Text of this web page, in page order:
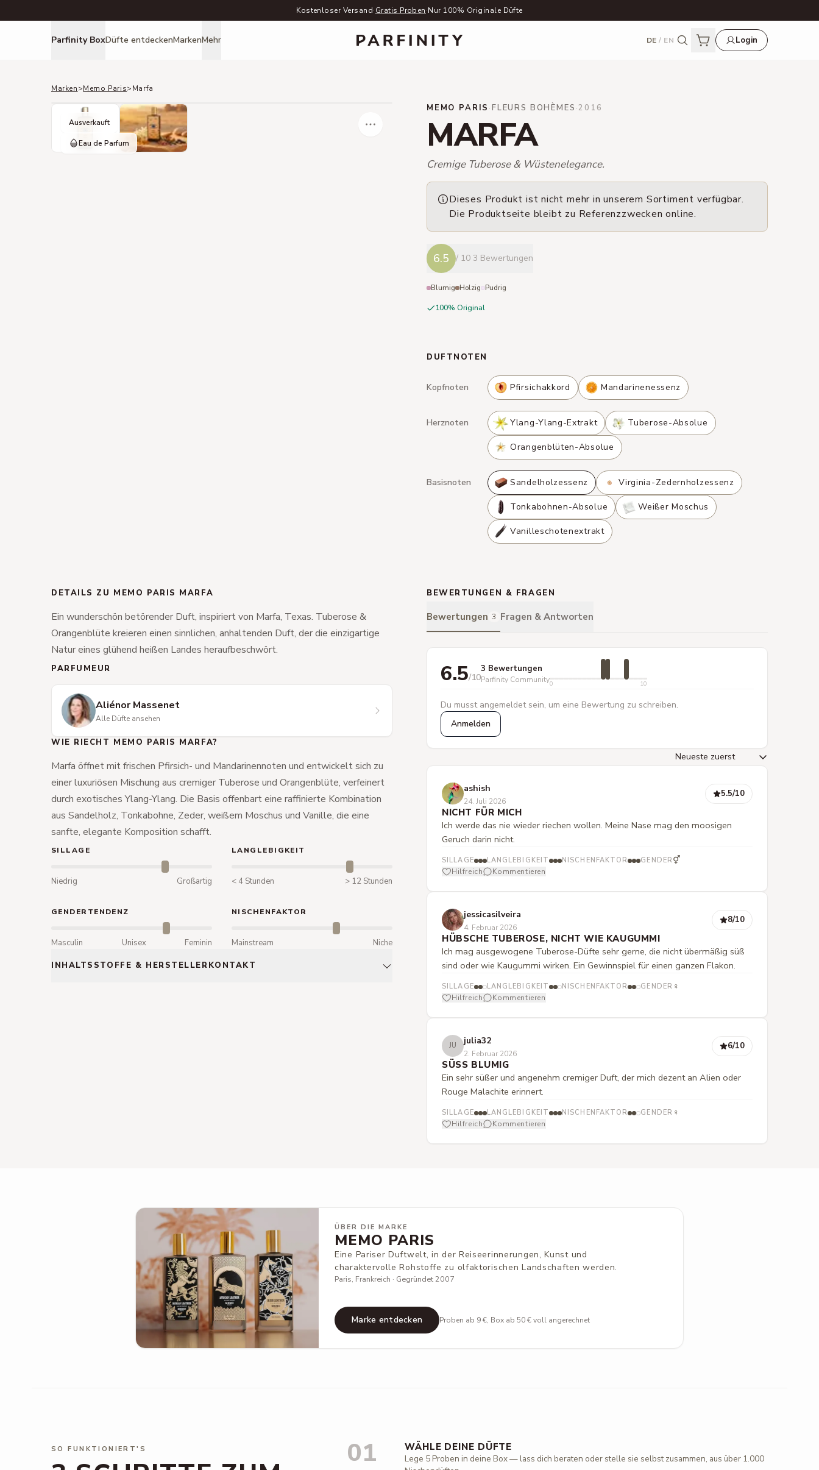
Kostenloser Versand·Gratis Proben·Nur 100% Originale Düfte
Parfinity BoxDüfte entdeckenMarkenMehr DE / EN Login
Marken>Memo Paris>Marfa
Ausverkauft
Eau de Parfum
MEMO PARIS ·FLEURS BOHÈMES ·2016
MARFA
Cremige Tuberose & Wüstenelegance.
Dieses Produkt ist nicht mehr in unserem Sortiment verfügbar.
Die Produktseite bleibt zu Referenzzwecken online.
6.5 / 10 3 Bewertungen
Blumig Holzig Pudrig
100% Original
DUFTNOTEN
Kopfnoten Pfirsichakkord Mandarinenessenz
Herznoten Ylang-Ylang-Extrakt Tuberose-Absolue
Orangenblüten-Absolue
Basisnoten Sandelholzessenz Virginia-Zedernholzessenz
Tonkabohnen-Absolue Weißer Moschus
Vanilleschotenextrakt
DETAILS ZU MEMO PARIS MARFA
Ein wunderschön betörender Duft, inspiriert von Marfa, Texas. Tuberose &
Orangenblüte kreieren einen sinnlichen, anhaltenden Duft, der die einzigartige
Natur eines glühend heißen Landes heraufbeschwört.
PARFUMEUR
Aliénor Massenet
Alle Düfte ansehen
WIE RIECHT MEMO PARIS MARFA?
Marfa öffnet mit frischen Pfirsich- und Mandarinennoten und entwickelt sich zu
einer luxuriösen Mischung aus cremiger Tuberose und Orangenblüte, verfeinert
durch exotisches Ylang-Ylang. Die Basis offenbart eine raffinierte Kombination
aus Sandelholz, Tonkabohne, Zeder, weißem Moschus und Vanille, die eine
sanfte, elegante Komposition schafft.
SILLAGE
Niedrig Großartig
LANGLEBIGKEIT
< 4 Stunden > 12 Stunden
GENDERTENDENZ
Masculin Unisex Feminin
NISCHENFAKTOR
Mainstream Niche
INHALTSSTOFFE & HERSTELLERKONTAKT
BEWERTUNGEN & FRAGEN
Bewertungen 3 Fragen & Antworten
6.5/10
3 Bewertungen
Parfinity Community0 10
Du musst angemeldet sein, um eine Bewertung zu schreiben.
Anmelden
ashish
24. Juli 2026
5.5/10
NICHT FÜR MICH
Ich werde das nie wieder riechen wollen. Meine Nase mag den moosigen
Geruch darin nicht.
SILLAGE LANGLEBIGKEIT NISCHENFAKTOR GENDER ⚥
Hilfreich Kommentieren
jessicasilveira
4. Februar 2026
8/10
HÜBSCHE TUBEROSE, NICHT WIE KAUGUMMI
Ich mag ausgewogene Tuberose-Düfte sehr gerne, die nicht übermäßig süß
sind oder wie Kaugummi wirken. Ein Gewinnspiel für einen ganzen Flakon.
SILLAGE LANGLEBIGKEIT NISCHENFAKTOR GENDER ♀
Hilfreich Kommentieren
JU julia32
2. Februar 2026
6/10
SÜSS BLUMIG
Ein sehr süßer und angenehm cremiger Duft, der mich dezent an Alien oder
Rouge Malachite erinnert.
SILLAGE LANGLEBIGKEIT NISCHENFAKTOR GENDER ♀
Hilfreich Kommentieren
ÜBER DIE MARKE
MEMO PARIS
Eine Pariser Duftwelt, in der Reiseerinnerungen, Kunst und
charaktervolle Rohstoffe zu olfaktorischen Landschaften werden.
Paris, Frankreich · Gegründet 2007
Marke entdecken Proben ab 9 €, Box ab 50 € voll angerechnet
SO FUNKTIONIERT'S 01 WÄHLE DEINE DÜFTE
Lege 5 Proben in deine Box — lass dich beraten oder stelle sie selbst zusammen, aus über 1.000